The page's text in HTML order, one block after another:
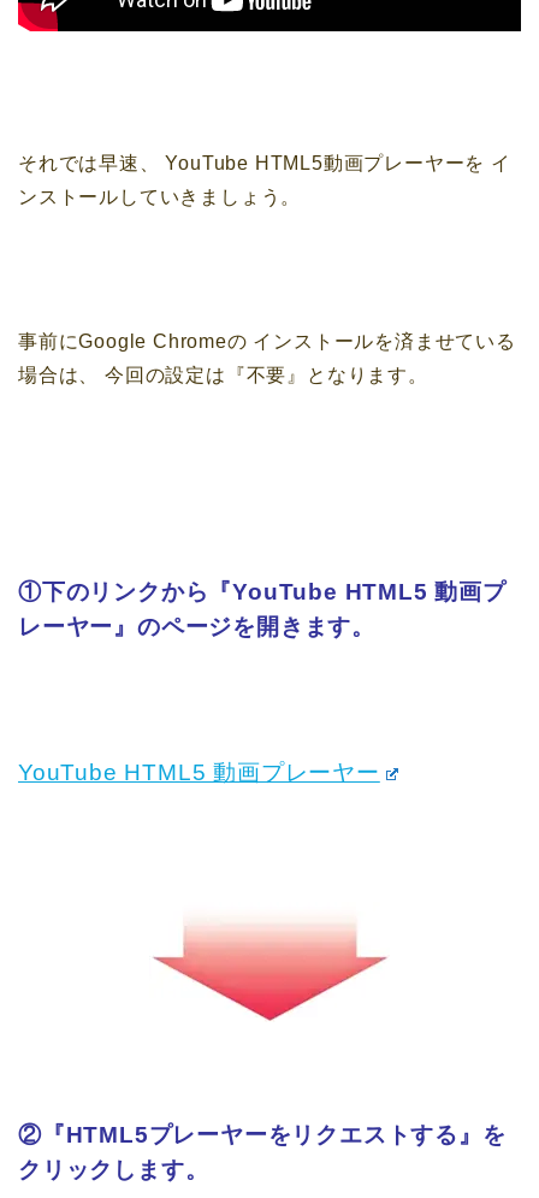
それでは早速、 YouTube HTML5動画プレーヤーを イ
ンストールしていきましょう。
事前にGoogle Chromeの インストールを済ませている
場合は、
今回の設定は『不要』となります。
①下のリンクから『YouTube HTML5 動画プ
レーヤー』のページを開きます。
YouTube HTML5 動画プレーヤー
②『HTML5プレーヤーをリクエストする』を
クリックします。